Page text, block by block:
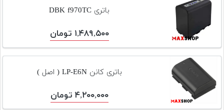
تجهیزات
مکث
پلاس
افزودن
محصول
دست
دوم
باتری DBK f970TC
۱,۴۸۹,۵۰۰ تومان
باتری کانن LP-E6N ( اصل )
۴,۲۰۰,۰۰۰ تومان